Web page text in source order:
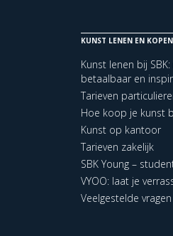
KUNST LENEN EN KOPEN
Kunst lenen bij
betaalbaar en
Tarieven
Hoe koop je kunst
Kunst op kantoor
Tarieven zakelijk
SBK Young –
VYOO: laat je
Veelgestelde vragen